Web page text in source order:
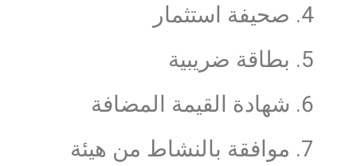
صحيفة استثمار
بطاقة ضريبية
شهادة القيمة المضافة
موافقة بالنشاط من هيئة